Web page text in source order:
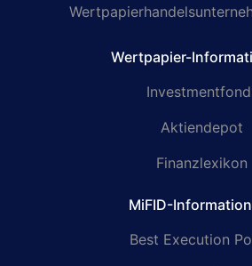
Wertpapier-
Aktiendepot
Finanzlexikon
MiFID-
Best Execution